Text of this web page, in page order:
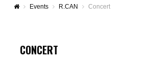
Events R.CAN Concert
CONCERT